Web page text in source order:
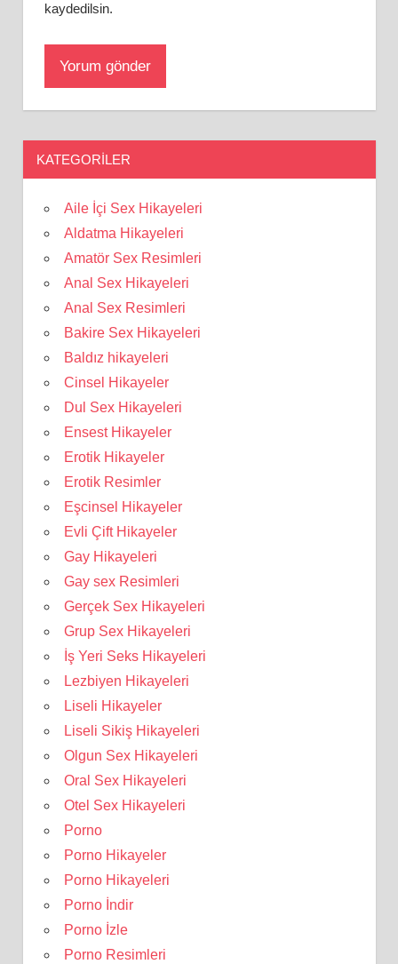
kaydedilsin.
KATEGORILER
Aile İçi Sex Hikayeleri
Aldatma Hikayeleri
Amatör Sex Resimleri
Anal Sex Hikayeleri
Anal Sex Resimleri
Bakire Sex Hikayeleri
Baldız hikayeleri
Cinsel Hikayeler
Dul Sex Hikayeleri
Ensest Hikayeler
Erotik Hikayeler
Erotik Resimler
Eşcinsel Hikayeler
Evli Çift Hikayeler
Gay Hikayeleri
Gay sex Resimleri
Gerçek Sex Hikayeleri
Grup Sex Hikayeleri
İş Yeri Seks Hikayeleri
Lezbiyen Hikayeleri
Liseli Hikayeler
Liseli Sikiş Hikayeleri
Olgun Sex Hikayeleri
Oral Sex Hikayeleri
Otel Sex Hikayeleri
Porno
Porno Hikayeler
Porno Hikayeleri
Porno İndir
Porno İzle
Porno Resimleri